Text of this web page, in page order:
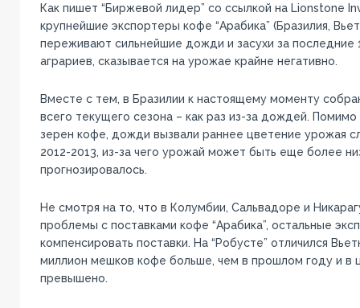
Как пишет “Биржевой лидер” со ссылкой на Lionstone
крупнейшие экспортеры кофе “Арабика” (Бразилия,
переживают сильнейшие дожди и засухи за последние
аграриев, сказывается на урожае крайне негативно.
Вместе с тем, в Бразилии к настоящему моменту
всего текущего сезона – как раз из-за дождей. Помимо
зерен кофе, дожди вызвали раннее цветение урожая
2012-2013, из-за чего урожай может быть еще более
прогнозировалось.
Не смотря на то, что в Колумбии, Сальвадоре и
проблемы с поставками кофе “Арабика”, остальные
компенсировать поставки. На “Робусте” отличился
миллион мешков кофе больше, чем в прошлом году и в
превышено.